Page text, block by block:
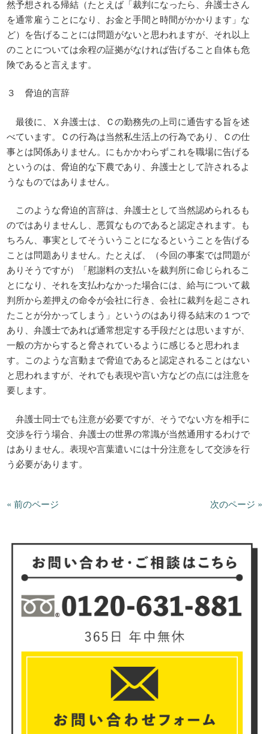
然予想される帰結（たとえば「裁判になったら、弁護士さん
を通常雇うことになり、お金と手間と時間がかかります」な
ど）を告げることには問題がないと思われますが、それ以上
のことについては余程の証拠がなければ告げること自体も危
険であると言えます。
３ 脅迫的言辞
最後に、Ｘ弁護士は、Ｃの勤務先の上司に通告する旨を述
べています。Ｃの行為は当然私生活上の行為であり、Ｃの仕
事とは関係ありません。にもかかわらずこれを職場に告げる
というのは、脅迫的な下農であり、弁護士として許されるよ
うなものではありません。
このような脅迫的言辞は、弁護士として当然認められるも
のではありませんし、悪質なものであると認定されます。も
ちろん、事実としてそういうことになるということを告げる
ことは問題ありません。たとえば、（今回の事案では問題が
ありそうですが）「慰謝料の支払いを裁判所に命じられるこ
とになり、それを支払わなかった場合には、給与について裁
判所から差押えの命令が会社に行き、会社に裁判を起こされ
たことが分かってしまう」というのはあり得る結末の１つで
あり、弁護士であれば通常想定する手段だとは思いますが、
一般の方からすると脅されているように感じると思われま
す。このような言動まで脅迫であると認定されることはない
と思われますが、それでも表現や言い方などの点には注意を
要します。
弁護士同士でも注意が必要ですが、そうでない方を相手に
交渉を行う場合、弁護士の世界の常識が当然通用するわけで
はありません。表現や言葉遣いには十分注意をして交渉を行
う必要があります。
« 前のページ 次のページ »